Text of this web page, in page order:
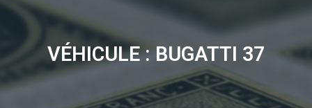
VÉHICULE : BUGATTI 37